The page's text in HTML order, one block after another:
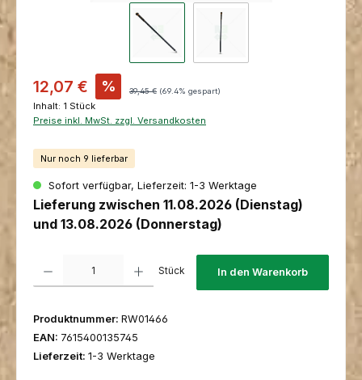
Verkaufspreis:
12,07 € % Regulärer Preis:
39,45 € (69.4% gespart)
Inhalt: 1 Stück
Preise inkl. MwSt. zzgl. Versandkosten
Nur noch 9 lieferbar
Sofort verfügbar, Lieferzeit: 1-3 Werktage
Lieferung zwischen 11.08.2026 (Dienstag)
und 13.08.2026 (Donnerstag)
Stück In den Warenkorb
Produktnummer: RW01466
EAN: 7615400135745
Lieferzeit: 1-3 Werktage